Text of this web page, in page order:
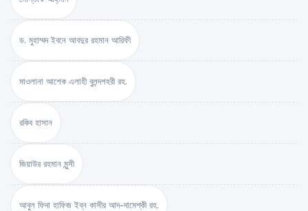
ড. মুহাম্মদ ইবনে আবদুর রহমান আরিফী
মাওলানা আশেক এলাহী বুলন্দশহরী রহ.
রকিব হাসান
জিয়াউর রহমান মুন্সী
আবুল ফিদা হাফিজ ইব্‌ন কাসীর আদ-দামেশ্‌কী রহ.